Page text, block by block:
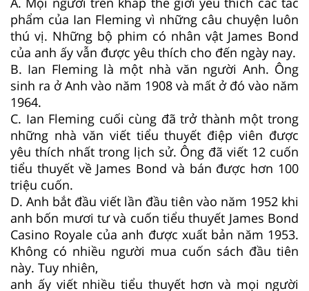
phẩm của Ian Fleming vì những câu chuyện luôn
thú vị. Những bộ phim có nhân vật James Bond
của anh ấy vẫn được yêu thích cho đến ngày nay.
B. Ian Fleming là một nhà văn người Anh. Ông
sinh ra ở Anh vào năm 1908 và mất ở đó vào năm
1964.
C. Ian Fleming cuối cùng đã trở thành một trong
những nhà văn viết tiểu thuyết điệp viên được
yêu thích nhất trong lịch sử. Ông đã viết 12 cuốn
tiểu thuyết về James Bond và bán được hơn 100
triệu cuốn.
D. Anh bắt đầu viết lần đầu tiên vào năm 1952 khi
anh bốn mươi tư và cuốn tiểu thuyết James Bond
Casino Royale của anh được xuất bản năm 1953.
Không có nhiều người mua cuốn sách đầu tiên
này. Tuy nhiên,
anh ấy viết nhiều tiểu thuyết hơn và mọi người